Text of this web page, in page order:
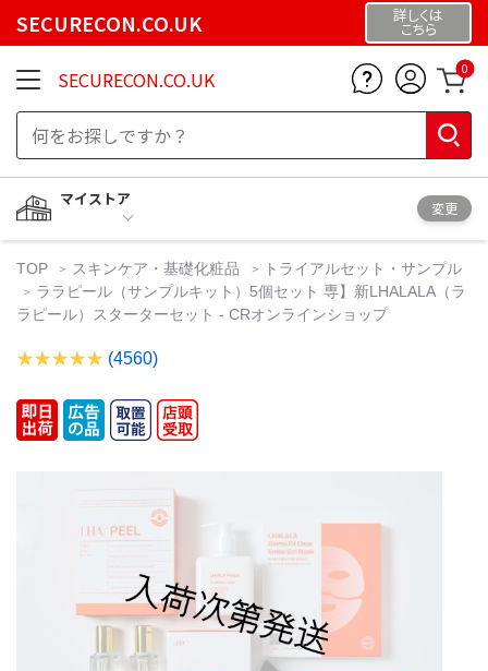
SECURECON.CO.UK 詳しくは
こちら
SECURECON.CO.UK 0
マイストア
変更
TOP スキンケア・基礎化粧品
トライアルセット・サンプル
ララピール（サンプルキット）5個セット 専】新LHALALA（ラ
ラピール）スターターセット - CRオンラインショップ
(4560)